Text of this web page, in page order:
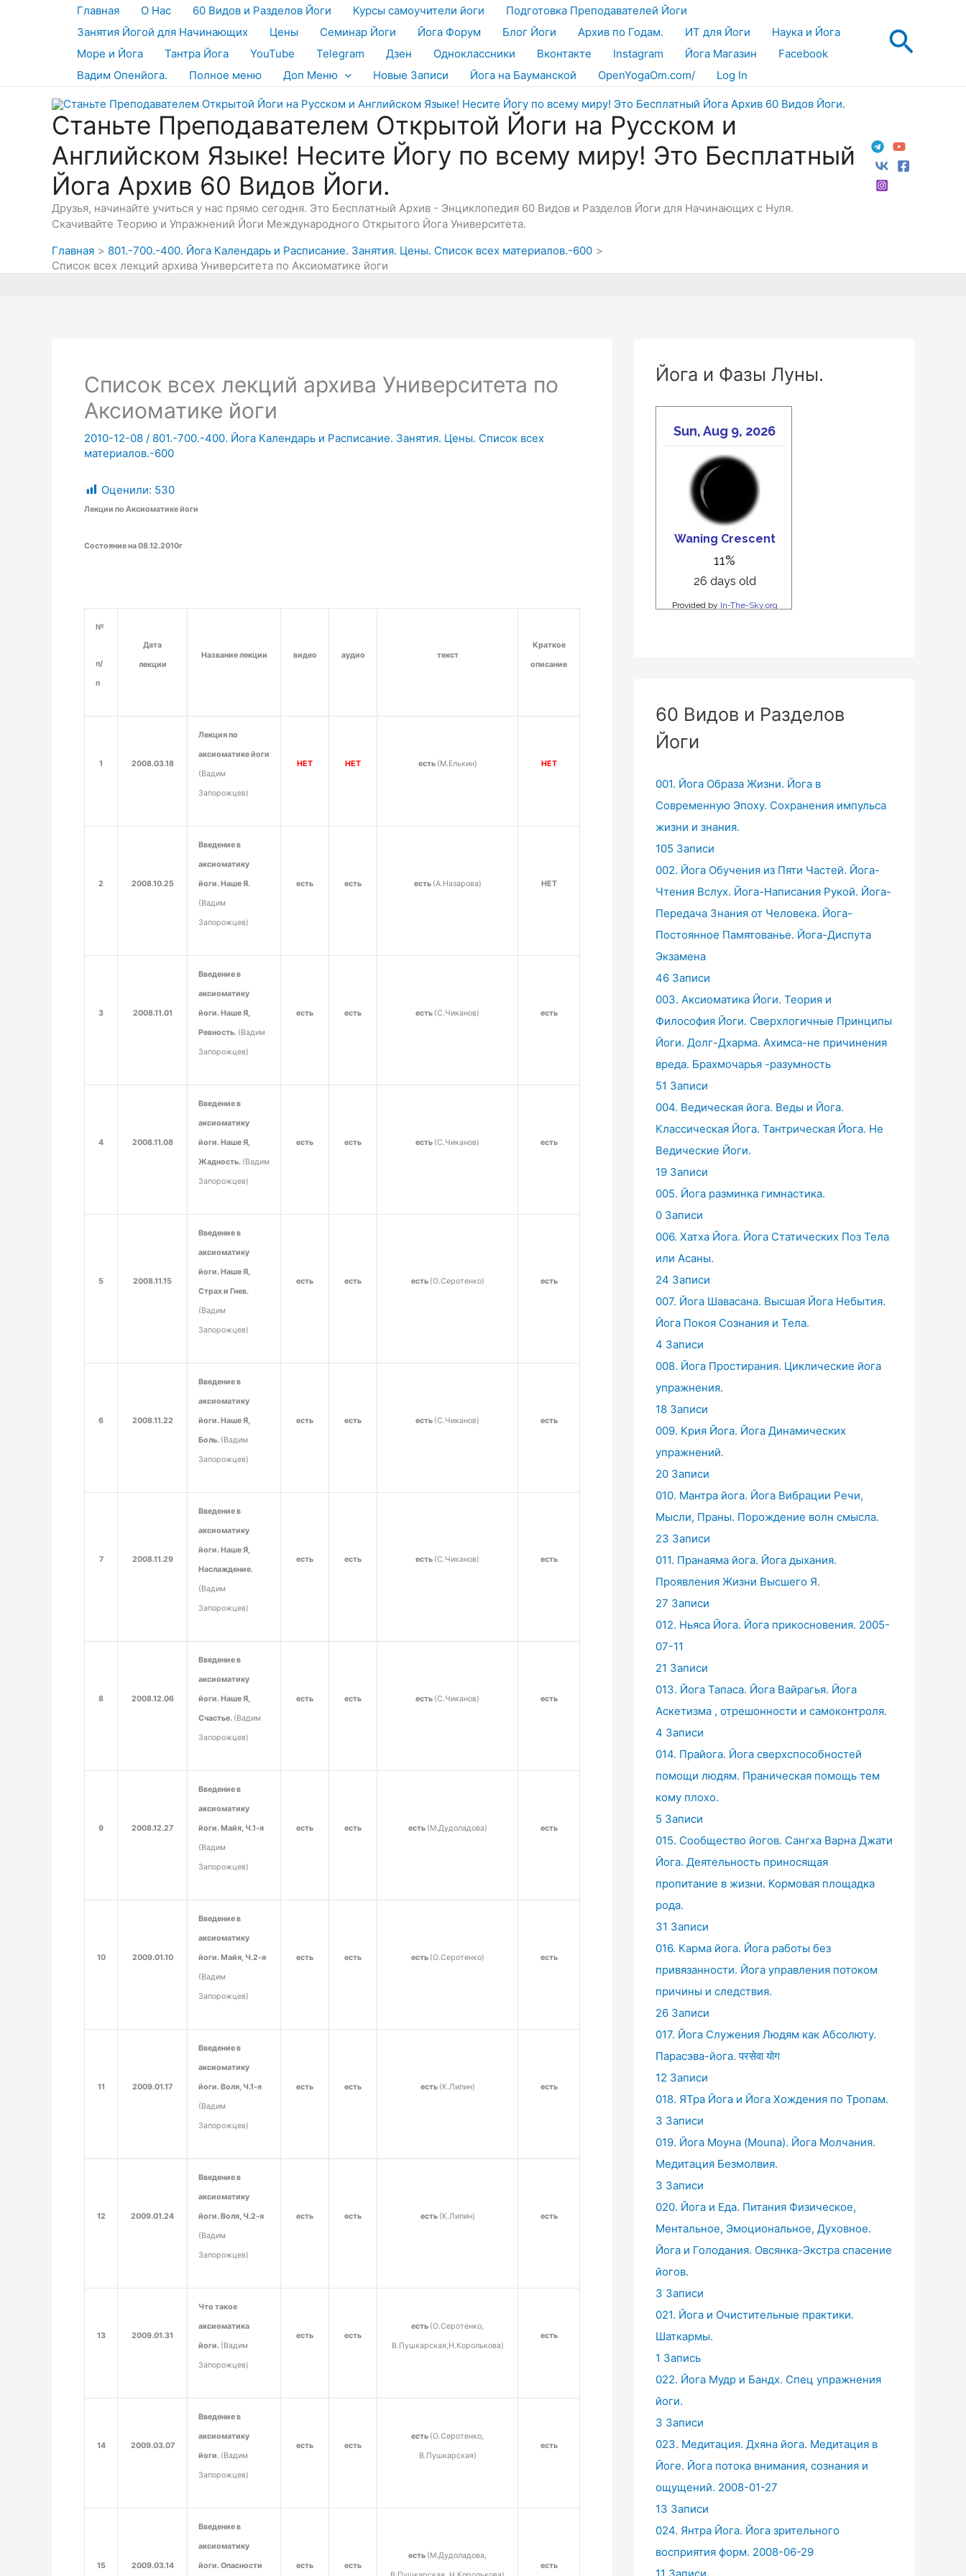
Главная О Нас 60 Видов и Разделов Йоги Курсы самоучители йоги
Подготовка Преподавателей Йоги
Занятия Йогой для Начинающих
Цены Семинар Йоги Йога Форум Блог Йоги Архив по Годам. ИТ для Йоги
Наука и Йога
Море и Йога
Тантра Йога YouTube Telegram Дзен Одноклассники Вконтакте Instagram Йога Магазин
Facebook
Вадим Опенйога.
Полное меню Доп Меню Новые Записи Йога на Бауманской OpenYogaOm.com/ Log In
Станьте Преподавателем Открытой Йоги на Русском и
Английском Языке! Несите Йогу по всему миру! Это Бесплатный
Йога Архив 60 Видов Йоги.
Друзья, начинайте учиться у нас прямо сегодня. Это Бесплатный Архив - Энциклопедия 60 Видов и Разделов Йоги для Начинающих с Нуля.
Скачивайте Теорию и Упражнений Йоги Международного Открытого Йога Университета.
Главная
801.-700.-400. Йога Календарь и Расписание. Занятия. Цены. Список всех материалов.-600
Список всех лекций архива Университета по Аксиоматике йоги
Список всех лекций архива Университета по
Аксиоматике йоги
2010-12-08 / 801.-700.-400. Йога Календарь и Расписание. Занятия. Цены. Список всех
материалов.-600
Оценили: 530
Лекции по Аксиоматике йоги
Состояние на 08.12.2010г
№
п/
п
Дата
лекции
Название лекции видео аудио текст
Краткое
описание
1 2008.03.18
Лекция по
аксиоматике йоги
(Вадим
Запорожцев)
НЕТ НЕТ есть (М.Елькин) НЕТ
2 2008.10.25
Введение в
аксиоматику
йоги. Наше Я.
(Вадим
Запорожцев)
есть есть есть (А.Назарова) НЕТ
3 2008.11.01
Введение в
аксиоматику
йоги. Наше Я,
Ревность. (Вадим
Запорожцев)
есть есть есть (С.Чиканов) есть
4 2008.11.08
Введение в
аксиоматику
йоги. Наше Я,
Жадность. (Вадим
Запорожцев)
есть есть есть (С.Чиканов) есть
5 2008.11.15
Введение в
аксиоматику
йоги. Наше Я,
Страх и Гнев.
(Вадим
Запорожцев)
есть есть есть (О.Серотенко) есть
6 2008.11.22
Введение в
аксиоматику
йоги. Наше Я,
Боль. (Вадим
Запорожцев)
есть есть есть (С.Чиканов) есть
7 2008.11.29
Введение в
аксиоматику
йоги. Наше Я,
Наслаждение.
(Вадим
Запорожцев)
есть есть есть (С.Чиканов) есть
8 2008.12.06
Введение в
аксиоматику
йоги. Наше Я,
Счастье. (Вадим
Запорожцев)
есть есть есть (С.Чиканов) есть
9 2008.12.27
Введение в
аксиоматику
йоги. Майя, Ч.1-я
(Вадим
Запорожцев)
есть есть есть (М.Дудоладова) есть
10 2009.01.10
Введение в
аксиоматику
йоги. Майя, Ч.2-я
(Вадим
Запорожцев)
есть есть есть (О.Серотенко) есть
11 2009.01.17
Введение в
аксиоматику
йоги. Воля, Ч.1-я
(Вадим
Запорожцев)
есть есть есть (К.Липин) есть
12 2009.01.24
Введение в
аксиоматику
йоги. Воля, Ч.2-я
(Вадим
Запорожцев)
есть есть есть (К.Липин) есть
13 2009.01.31
Что такое
аксиоматика
йоги. (Вадим
Запорожцев)
есть есть
есть (О.Серотенко,
В.Пушкарская,Н.Королькова)
есть
14 2009.03.07
Введение в
аксиоматику
йоги. (Вадим
Запорожцев)
есть есть
есть (О.Серотенко,
В.Пушкарская)
есть
15 2009.03.14
Введение в
аксиоматику
йоги. Опасности есть есть
есть (М.Дудоладова,
есть
Йога и Фазы Луны.
60 Видов и Разделов
Йоги
001. Йога Образа Жизни. Йога в
Современную Эпоху. Сохранения импульса
жизни и знания.
105 Записи
002. Йога Обучения из Пяти Частей. Йога-
Чтения Вслух. Йога-Написания Рукой. Йога-
Передача Знания от Человека. Йога-
Постоянное Памятованье. Йога-Диспута
Экзамена
46 Записи
003. Аксиоматика Йоги. Теория и
Философия Йоги. Сверхлогичные Принципы
Йоги. Долг-Дхарма. Ахимса-не причинения
вреда. Брахмочарья -разумность
51 Записи
004. Ведическая йога. Веды и Йога.
Классическая Йога. Тантрическая Йога. Не
Ведические Йоги.
19 Записи
005. Йога разминка гимнастика.
0 Записи
006. Хатха Йога. Йога Статических Поз Тела
или Асаны.
24 Записи
007. Йога Шавасана. Высшая Йога Небытия.
Йога Покоя Сознания и Тела.
4 Записи
008. Йога Простирания. Циклические йога
упражнения.
18 Записи
009. Крия Йога. Йога Динамических
упражнений.
20 Записи
010. Мантра йога. Йога Вибрации Речи,
Мысли, Праны. Порождение волн смысла.
23 Записи
011. Пранаяма йога. Йога дыхания.
Проявления Жизни Высшего Я.
27 Записи
012. Ньяса Йога. Йога прикосновения. 2005-
07-11
21 Записи
013. Йога Тапаса. Йога Вайрагья. Йога
Аскетизма , отрешонности и самоконтроля.
4 Записи
014. Прайога. Йога сверхспособностей
помощи людям. Праническая помощь тем
кому плохо.
5 Записи
015. Сообщество йогов. Сангха Варна Джати
Йога. Деятельность приносящая
пропитание в жизни. Кормовая площадка
рода.
31 Записи
016. Карма йога. Йога работы без
привязанности. Йога управления потоком
причины и следствия.
26 Записи
017. Йога Служения Людям как Абсолюту.
Парасэва-йога. परसेवा योग
12 Записи
018. ЯТра Йога и Йога Хождения по Тропам.
3 Записи
019. Йога Моуна (Mouna). Йога Молчания.
Медитация Безмолвия.
3 Записи
020. Йога и Еда. Питания Физическое,
Ментальное, Эмоциональное, Духовное.
Йога и Голодания. Овсянка-Экстра спасение
йогов.
3 Записи
021. Йога и Очистительные практики.
Шаткармы.
1 Запись
022. Йога Мудр и Бандх. Спец упражнения
йоги.
3 Записи
023. Медитация. Дхяна йога. Медитация в
Йоге. Йога потока внимания, сознания и
ощущений. 2008-01-27
13 Записи
024. Янтра Йога. Йога зрительного
восприятия форм. 2008-06-29